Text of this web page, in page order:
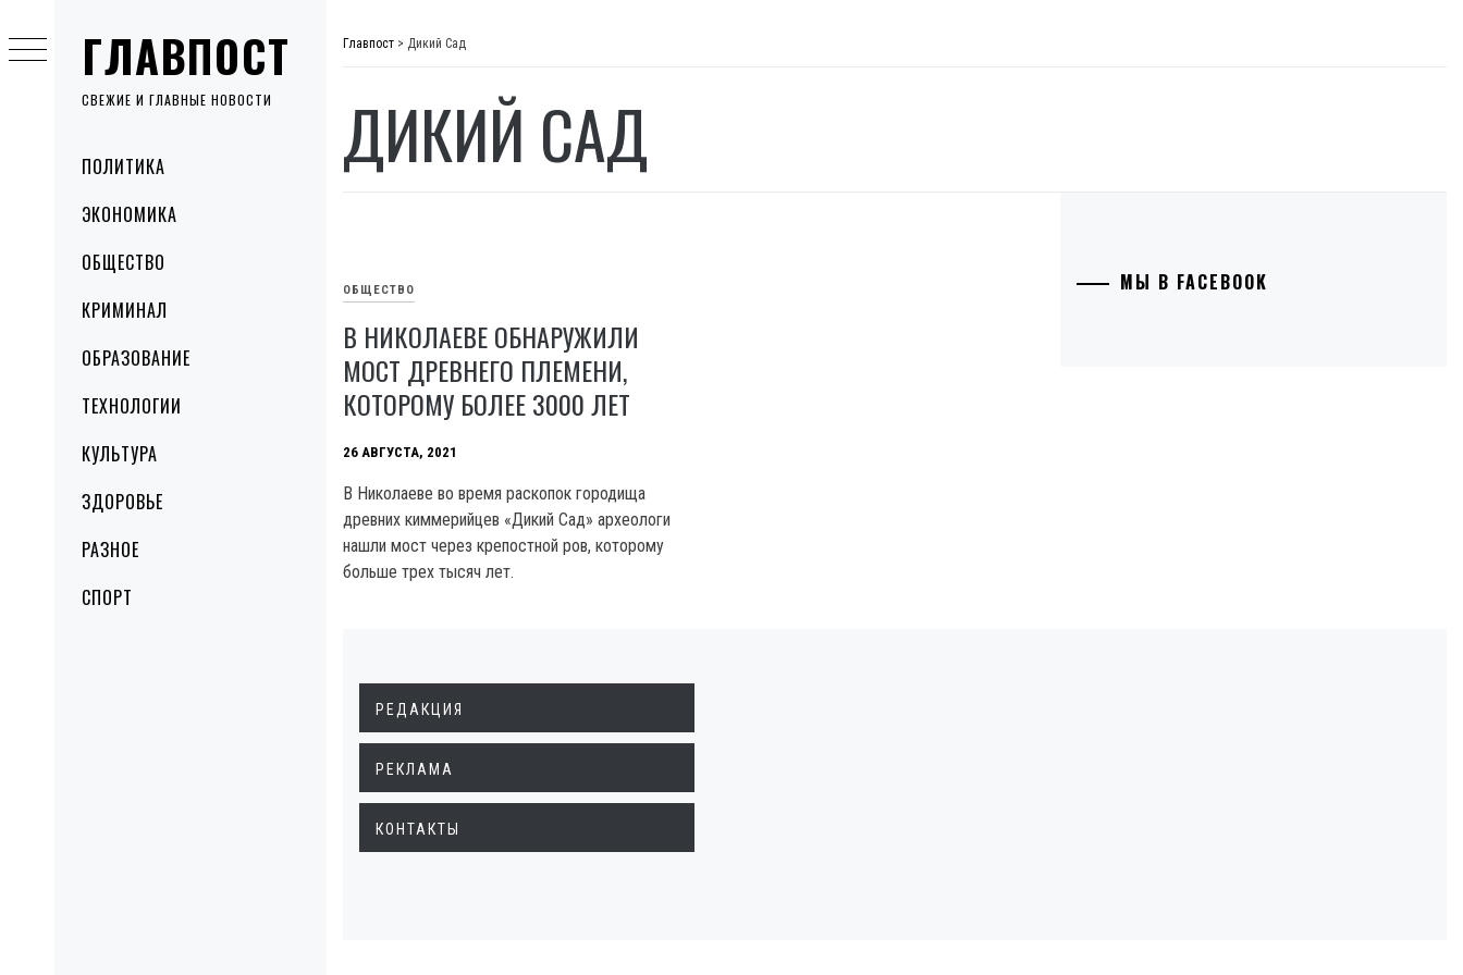
ГЛАВПОСТ
СВЕЖИЕ И ГЛАВНЫЕ НОВОСТИ
MenuПОЛИТИКА
ЭКОНОМИКА
ОБЩЕСТВО
КРИМИНАЛ
ОБРАЗОВАНИЕ
ТЕХНОЛОГИИ
КУЛЬТУРА
ЗДОРОВЬЕ
РАЗНОЕ
СПОРТ
to
content
Главпост > Дикий Сад
ДИКИЙ САД
ОБЩЕСТВО
В НИКОЛАЕВЕ ОБНАРУЖИЛИ
МОСТ ДРЕВНЕГО ПЛЕМЕНИ,
КОТОРОМУ БОЛЕЕ 3000 ЛЕТ
26 АВГУСТА, 2021
В Николаеве во время раскопок городища
древних киммерийцев «Дикий Сад» археологи
нашли мост через крепостной ров, которому
больше трех тысяч лет.
МЫ В FACEBOOK
РЕДАКЦИЯ
РЕКЛАМА
КОНТАКТЫ